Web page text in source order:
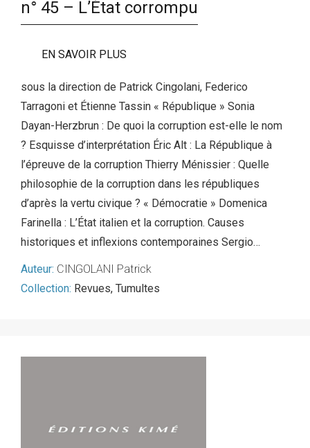
n° 45 – L’État corrompu
EN SAVOIR PLUS
sous la direction de Patrick Cingolani, Federico
Tarragoni et Étienne Tassin « République » Sonia
Dayan-Herzbrun : De quoi la corruption est-elle le nom
? Esquisse d’interprétation Éric Alt : La République à
l’épreuve de la corruption Thierry Ménissier : Quelle
philosophie de la corruption dans les républiques
d’après la vertu civique ? « Démocratie » Domenica
Farinella : L’État italien et la corruption. Causes
historiques et inflexions contemporaines Sergio…
Auteur: CINGOLANI Patrick
Collection: Revues, Tumultes